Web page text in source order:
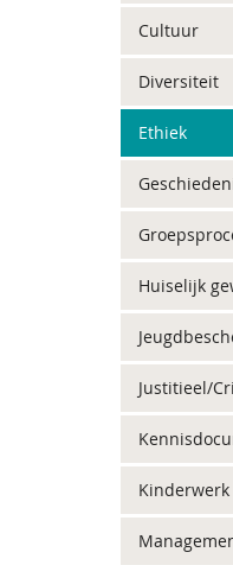
Cultuur
Diversiteit
Ethiek
Huiselijk
Justitieel/